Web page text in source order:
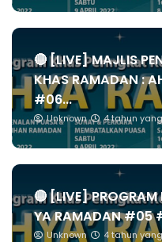
🔴 [LIVE] MAJLIS
KHAS RAMADAN :
#06...
Unknown 4 tahun
🔴 [LIVE] PROGRAM
YA RAMADAN #05
Unknown 4 tahun